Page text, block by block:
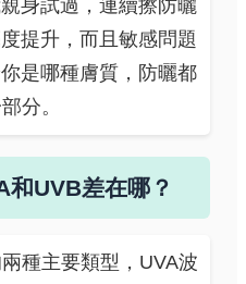
身試過，連續擦防曬
提升，而且敏感問題
是哪種膚質，防曬都
分。
和UVB差在哪？
種主要類型，UVA波